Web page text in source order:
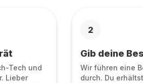
Tech und
Lieber
2
Gib deine
Wir führen eine
durch. Du